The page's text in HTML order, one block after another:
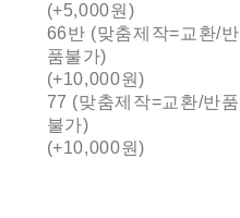
(+5,000원)
66반 (맞춤제작=교환/반
품불가)
(+10,000원)
77 (맞춤제작=교환/반품
불가)
(+10,000원)